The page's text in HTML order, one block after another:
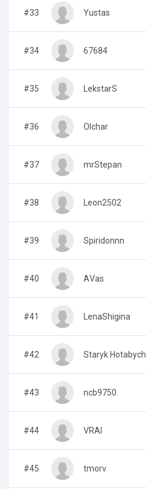
#33 Yustas
#34 67684
#35 LekstarS
#36 Olchar
#37 mrStepan
#38 Leon2502
#39 Spiridonnn
#40 АVas
#41 LenaShigina
#42 Staryk Hotabych
#43 ncb9750
#44 VRAl
#45 tmorv